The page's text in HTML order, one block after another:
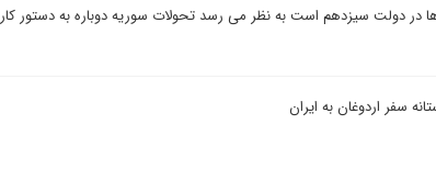
دولت سیزدهم است به نظر می رسد تحولات سوریه دوباره به دستور کار
سفر اردوغان به ایران